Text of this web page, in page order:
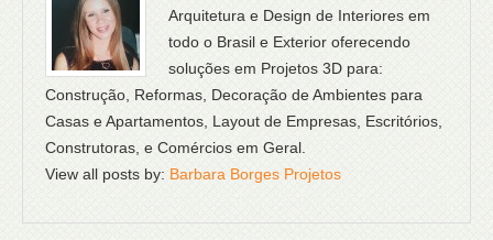
Arquitetura e Design de Interiores em
todo o Brasil e Exterior oferecendo
soluções em Projetos 3D para:
Construção, Reformas, Decoração de Ambientes para
Casas e Apartamentos, Layout de Empresas, Escritórios,
Construtoras, e Comércios em Geral.
View all posts by: Barbara Borges Projetos